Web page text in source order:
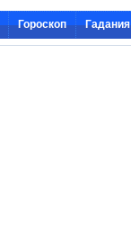
Гороскоп Гадания